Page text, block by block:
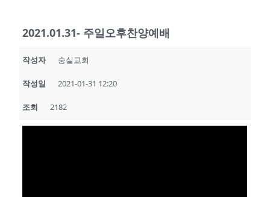
2021.01.31- 주일오후찬양예배
작성자 숭실교회
작성일 2021-01-31 12:20
조회 2182